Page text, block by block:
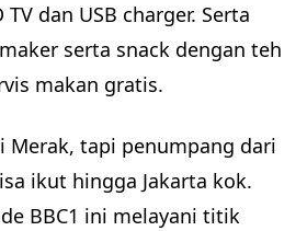
dan USB charger. Serta
serta snack dengan teh
makan gratis.
Merak, tapi penumpang dari
ikut hingga Jakarta kok.
BBC1 ini melayani titik